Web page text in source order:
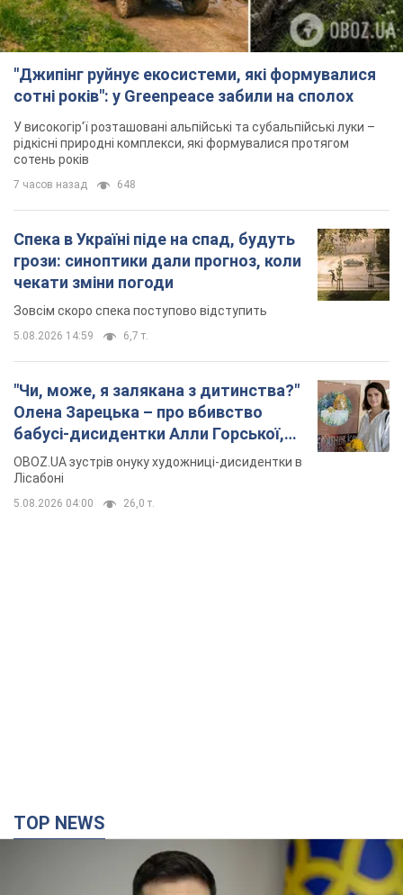
"Джипінг руйнує екосистеми, які формувалися
сотні років": у Greenpeace забили на сполох
У високогір'ї розташовані альпійські та субальпійські луки –
рідкісні природні комплекси, які формувалися протягом
сотень років
7 часов назад 648
Спека в Україні піде на спад, будуть
грози: синоптики дали прогноз, коли
чекати зміни погоди
Зовсім скоро спека поступово відступить
5.08.2026 14:59 6,7 т.
"Чи, може, я залякана з дитинства?"
Олена Зарецька – про вбивство
бабусі-дисидентки Алли Горської,
критику Дмитра Стуса та втечу в
Португалію з 5 дітьми
OBOZ.UA зустрів онуку художниці-дисидентки в
Лісабоні
5.08.2026 04:00 26,0 т.
TOP NEWS